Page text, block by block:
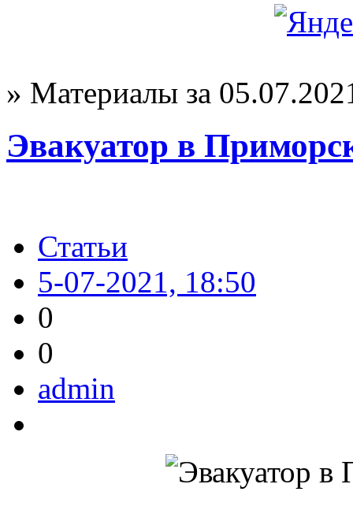
» Материалы за
Эвакуатор в
Статьи
5-07-2021, 18:50
0
0
admin